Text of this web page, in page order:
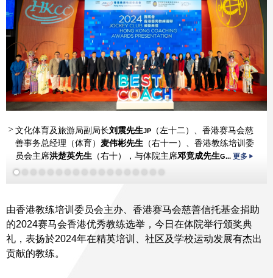
文化体育及旅游局副局长刘震先生JP
（左十二）、香港赛马会慈
善事务总经理（体育） 麦伟彬先生 （右十一）、香港教练培训委
员会主席洪楚英先生 （右十），与体院主席邓竟成先生G... 更多
郑兆康
郭克
荣
郑天慧
黄金球
洪楚英先生
黄宝基先生
周福安先生
冯马
洁娴女士
周福安先生
杨祖赐先生
周福安先生
杨祖赐先生
郑丽珊女士 聂继恩女士
侯颖文先生
郭子龙先生
余烽立先生 王庆宜女士
曾楚乔 王敬涵 钟卓言 何证骞 黎逸熙 李天乐
由香港教练培训委员会主办、香港赛马会慈善信托基金捐助
的2024赛马会香港优秀教练选举，今日在体院举行颁奖典
礼，表扬於2024年在精英培训、社区及学校运动发展有杰出
贡献的教练。